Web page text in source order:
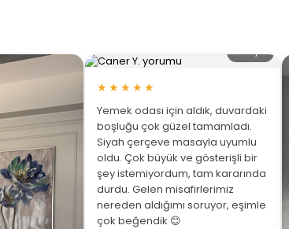
★★★★★
Yemek odası için aldık, duvardaki
boşluğu çok güzel tamamladı.
Siyah çerçeve masayla uyumlu
oldu. Çok büyük ve gösterişli bir
şey istemiyordum, tam kararında
durdu. Gelen misafirlerimiz
nereden aldığımı soruyor, eşimle
çok beğendik 😊